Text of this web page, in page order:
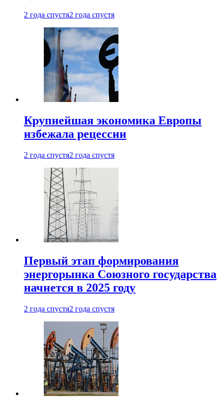
2 года спустя2 года спустя
Крупнейшая экономика Европы
избежала рецессии
2 года спустя2 года спустя
Первый этап формирования
энергорынка Союзного государства
начнется в 2025 году
2 года спустя2 года спустя